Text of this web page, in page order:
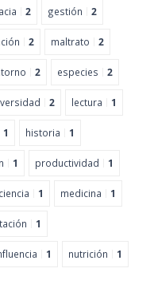
2 gestión 2
2 maltrato 2
2 especies 2
2 lectura 1
1 historia 1
1 productividad 1
ciencia 1 medicina 1
1
1 nutrición 1